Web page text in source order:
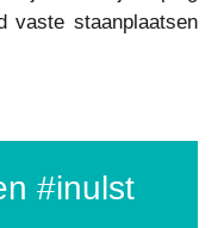
vaste staanplaatsen
#inulst